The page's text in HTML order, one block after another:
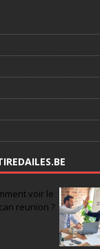
voir le
reunion ?